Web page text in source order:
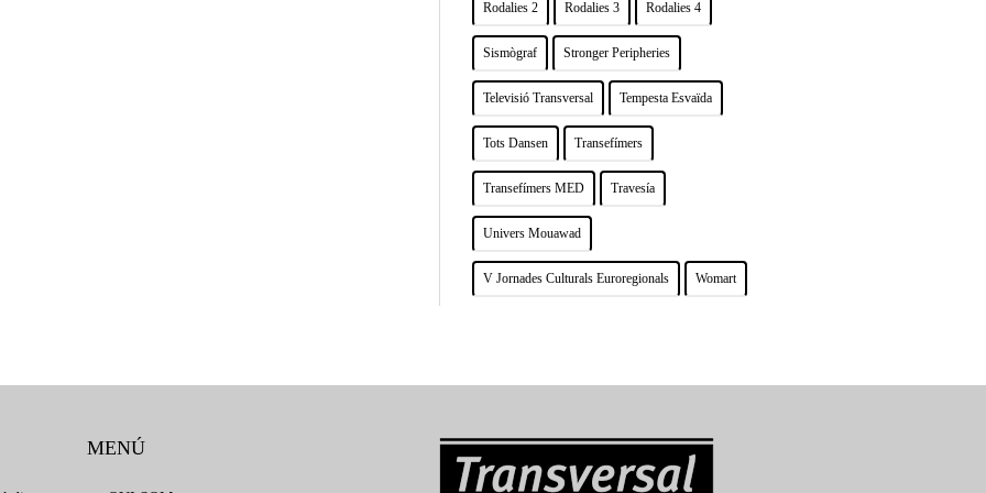
Rodalies 2 Rodalies 3 Rodalies 4
Sismògraf Stronger Peripheries
Televisió Transversal Tempesta Esvaïda
Tots Dansen Transefímers
Transefímers MED Travesía
Univers Mouawad
V Jornades Culturals Euroregionals Womart
MENÚ